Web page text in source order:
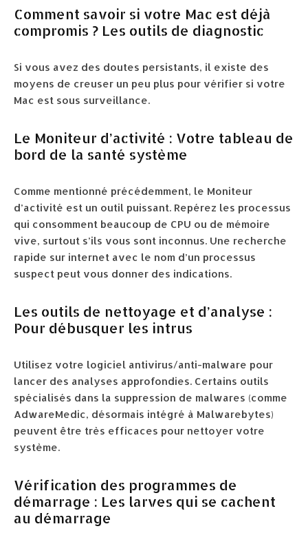
Comment savoir si votre Mac est déjà
compromis ? Les outils de diagnostic
Si vous avez des doutes persistants, il existe des
moyens de creuser un peu plus pour vérifier si votre
Mac est sous surveillance.
Le Moniteur d’activité : Votre tableau de
bord de la santé système
Comme mentionné précédemment, le Moniteur
d’activité est un outil puissant. Repérez les processus
qui consomment beaucoup de CPU ou de mémoire
vive, surtout s’ils vous sont inconnus. Une recherche
rapide sur internet avec le nom d’un processus
suspect peut vous donner des indications.
Les outils de nettoyage et d’analyse :
Pour débusquer les intrus
Utilisez votre logiciel antivirus/anti-malware pour
lancer des analyses approfondies. Certains outils
spécialisés dans la suppression de malwares (comme
AdwareMedic, désormais intégré à Malwarebytes)
peuvent être très efficaces pour nettoyer votre
système.
Vérification des programmes de
démarrage : Les larves qui se cachent
au démarrage